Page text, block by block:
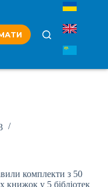
комплекти з 50
книжок у 5 бібліотек